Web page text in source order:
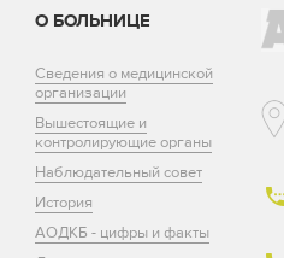
О БОЛЬНИЦЕ
Сведения о медицинской
организации
Вышестоящие и
контролирующие органы
Наблюдательный совет
История
АОДКБ - цифры и факты